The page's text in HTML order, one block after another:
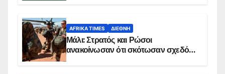
AFRIKA TIMES ΔΙΕΘΝΉ
Μάλι: Στρατός και Ρώσοι
ανακοίνωσαν ότι σκότωσαν σχεδόν